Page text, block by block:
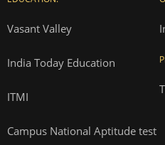
Vasant Valley
India Today Education
ITMI
Campus National Aptitude test